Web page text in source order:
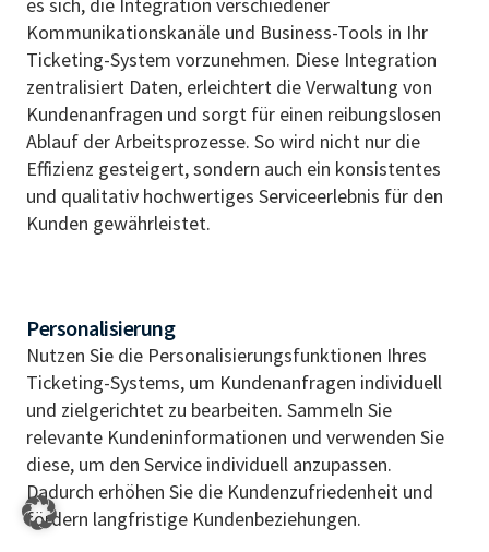
es sich, die Integration verschiedener
Kommunikationskanäle und Business-Tools in Ihr
Ticketing-System vorzunehmen. Diese Integration
zentralisiert Daten, erleichtert die Verwaltung von
Kundenanfragen und sorgt für einen reibungslosen
Ablauf der Arbeitsprozesse. So wird nicht nur die
Effizienz gesteigert, sondern auch ein konsistentes
und qualitativ hochwertiges Serviceerlebnis für den
Kunden gewährleistet.
Personalisierung
Nutzen Sie die Personalisierungsfunktionen Ihres
Ticketing-Systems, um Kundenanfragen individuell
und zielgerichtet zu bearbeiten. Sammeln Sie
relevante Kundeninformationen und verwenden Sie
diese, um den Service individuell anzupassen.
Dadurch erhöhen Sie die Kundenzufriedenheit und
fördern langfristige Kundenbeziehungen.